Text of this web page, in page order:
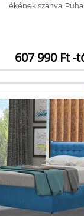
ékének szánva. Puha
607 990 Ft -